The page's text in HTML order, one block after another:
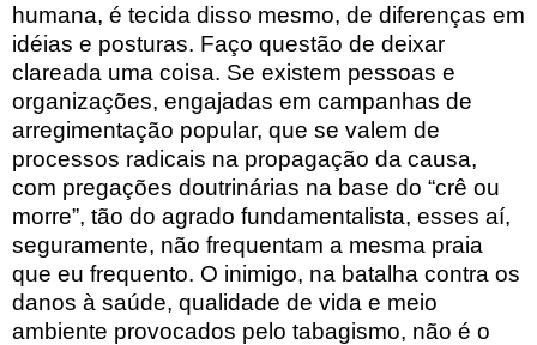
humana, é tecida disso mesmo, de diferenças em
idéias e posturas. Faço questão de deixar
clareada uma coisa. Se existem pessoas e
organizações, engajadas em campanhas de
arregimentação popular, que se valem de
processos radicais na propagação da causa,
com pregações doutrinárias na base do “crê ou
morre”, tão do agrado fundamentalista, esses aí,
seguramente, não frequentam a mesma praia
que eu frequento. O inimigo, na batalha contra os
danos à saúde, qualidade de vida e meio
ambiente provocados pelo tabagismo, não é o